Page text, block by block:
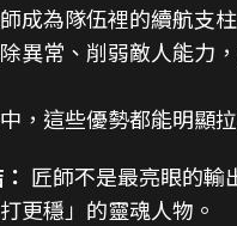
成為隊伍裡的續航支柱
異常、削弱敵人能力
，這些優勢都能明顯
匠師不是最亮眼的輸
更穩」的靈魂人物。